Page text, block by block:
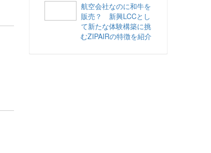
航空会社なのに和牛を
販売？ 新興LCCとし
て新たな体験構築に挑
むZIPAIRの特徴を紹介